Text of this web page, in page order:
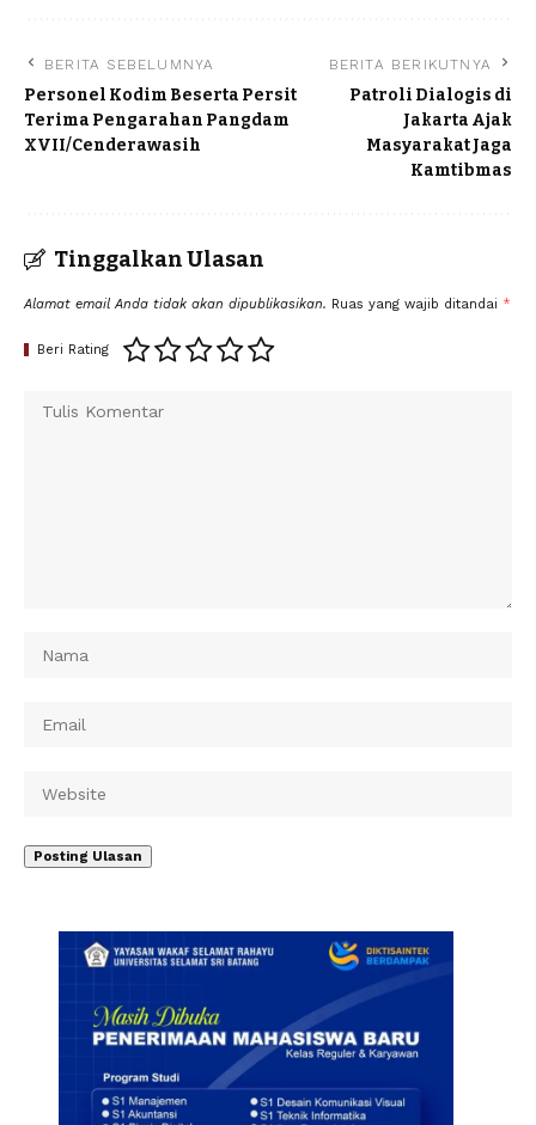
BERITA SEBELUMNYA
Personel Kodim Beserta Persit
Terima Pengarahan Pangdam
XVII/Cenderawasih
BERITA BERIKUTNYA
Patroli Dialogis di
Jakarta Ajak
Masyarakat Jaga
Kamtibmas
Tinggalkan Ulasan
Alamat email Anda tidak akan dipublikasikan. Ruas yang wajib ditandai *
Beri Rating